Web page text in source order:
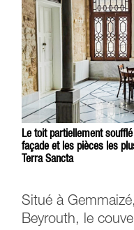
Le toit partiellement
façade et les pièces les
Terra Sancta
Situé à
Beyrouth, le